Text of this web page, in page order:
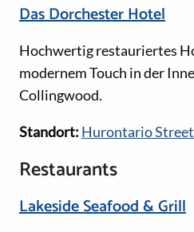
Das Dorchester Hotel
Hochwertig restauriertes
modernem Touch in der
Collingwood.
Standort: Hurontario
Restaurants
Lakeside Seafood & Grill